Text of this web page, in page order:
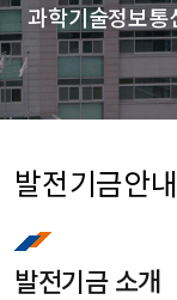
과학기술정보
발전기금안내
발전기금 소개